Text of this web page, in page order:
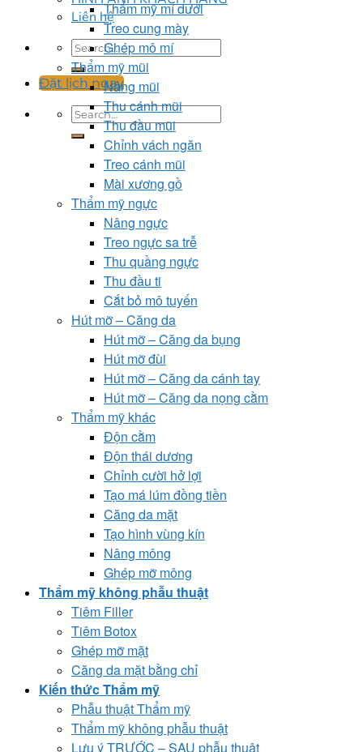
Liên hệ
Đặt lịch ngay
Thẩm mỹ mí dưới
Treo cung mày
Ghép mô mí
Thẩm mỹ mũi
Nâng mũi
Thu cánh mũi
Thu đầu mũi
Chỉnh vách ngăn
Treo cánh mũi
Mài xương gồ
Thẩm mỹ ngực
Nâng ngực
Treo ngực sa trễ
Thu quầng ngực
Thu đầu ti
Cắt bỏ mô tuyến
Hút mỡ – Căng da
Hút mỡ – Căng da bụng
Hút mỡ đùi
Hút mỡ – Căng da cánh tay
Hút mỡ – Căng da nọng cằm
Thẩm mỹ khác
Độn cằm
Độn thái dương
Chỉnh cười hở lợi
Tạo má lúm đồng tiền
Căng da mặt
Tạo hình vùng kín
Nâng mông
Ghép mỡ mông
Thẩm mỹ không phẫu thuật
Tiêm Filler
Tiêm Botox
Ghép mỡ mặt
Căng da mặt bằng chỉ
Kiến thức Thẩm mỹ
Phẫu thuật Thẩm mỹ
Thẩm mỹ không phẫu thuật
Lưu ý TRƯỚC – SAU phẫu thuật